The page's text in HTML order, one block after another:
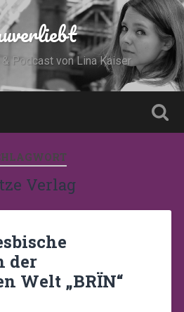
Podcast von Lina Kaiser
Verlag
der
Welt „BRÏN“